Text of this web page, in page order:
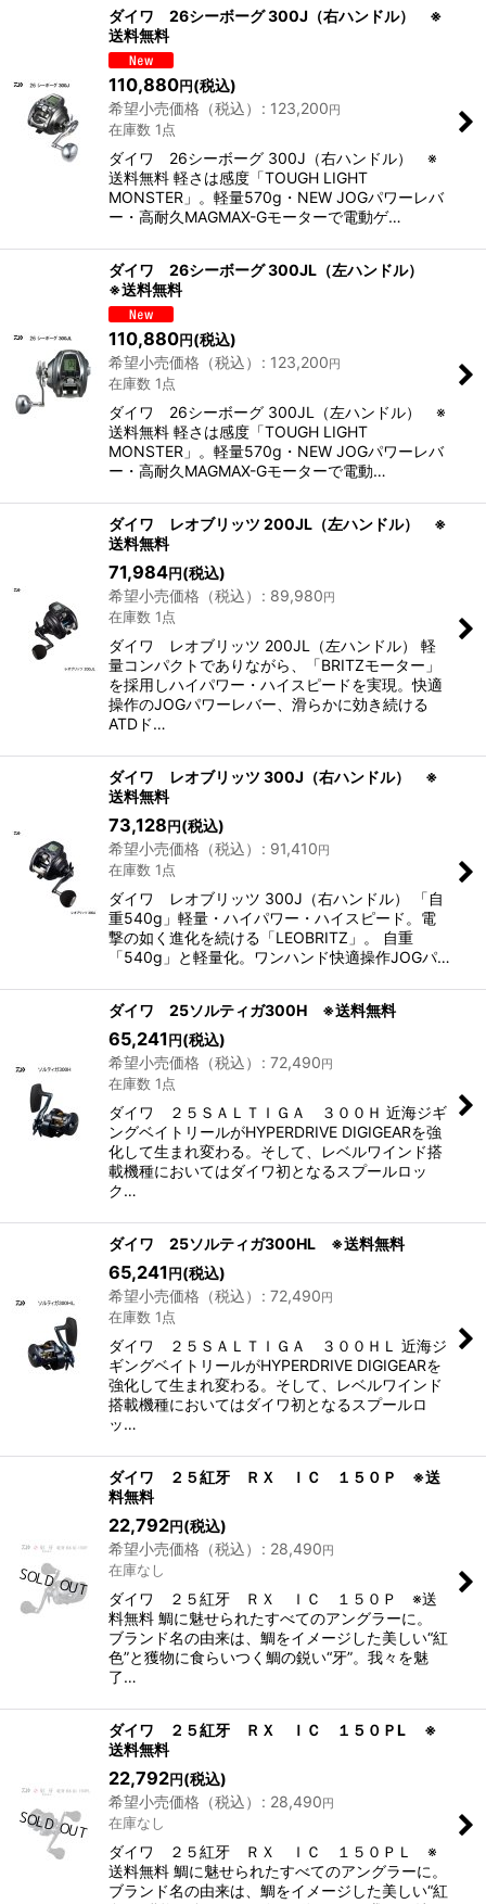
ダイワ 26シーボーグ 300J（右ハンドル） ※
送料無料
110,880円 (税込)
希望小売価格（税込）
: 123,200円
在庫数 1点
ダイワ 26シーボーグ 300J（右ハンドル） ※
送料無料 軽さは感度「TOUGH LIGHT
MONSTER」。軽量570g・NEW JOGパワーレバ
ー・高耐久MAGMAX-Gモーターで電動ゲ…
ダイワ 26シーボーグ 300JL（左ハンドル）
※送料無料
110,880円(税込)
希望小売価格（税込）
: 123,200円
在庫数 1点
ダイワ 26シーボーグ 300JL（左ハンドル） ※
送料無料 軽さは感度「TOUGH LIGHT
MONSTER」。軽量570g・NEW JOGパワーレバ
ー・高耐久MAGMAX-Gモーターで電動…
ダイワ レオブリッツ 200JL（左ハンドル） ※
送料無料
71,984円(税込)
希望小売価格（税込）
: 89,980円
在庫数 1点
ダイワ レオブリッツ 200JL（左ハンドル） 軽
量コンパクトでありながら、「BRITZモーター」
を採用しハイパワー・ハイスピードを実現。快適
操作のJOGパワーレバー、滑らかに効き続ける
ATDド…
ダイワ レオブリッツ 300J（右ハンドル） ※
送料無料
73,128円(税込)
希望小売価格（税込）
: 91,410円
在庫数 1点
ダイワ レオブリッツ 300J（右ハンドル） 「自
重540g」軽量・ハイパワー・ハイスピード。電
撃の如く進化を続ける「LEOBRITZ」。 自重
「540g」と軽量化。ワンハンド快適操作JOGパ…
ダイワ 25ソルティガ300H ※送料無料
65,241円(税込)
希望小売価格（税込）
: 72,490円
在庫数 1点
ダイワ ２５ＳＡＬＴＩＧＡ ３００Ｈ 近海ジギ
ングベイトリールがHYPERDRIVE DIGIGEARを強
化して生まれ変わる。そして、レベルワインド搭
載機種においてはダイワ初となるスプールロッ
ク…
ダイワ 25ソルティガ300HL ※送料無料
65,241円(税込)
希望小売価格（税込）
: 72,490円
在庫数 1点
ダイワ ２５ＳＡＬＴＩＧＡ ３００ＨＬ 近海ジ
ギングベイトリールがHYPERDRIVE DIGIGEARを
強化して生まれ変わる。そして、レベルワインド
搭載機種においてはダイワ初となるスプールロ
ッ…
ダイワ ２５紅牙 ＲＸ ＩＣ １５０Ｐ ※送
料無料
22,792円(税込)
希望小売価格（税込）
: 28,490円
在庫なし
ダイワ ２５紅牙 ＲＸ ＩＣ １５０Ｐ ※送
料無料 鯛に魅せられたすべてのアングラーに。
ブランド名の由来は、鯛をイメージした美しい“紅
色”と獲物に食らいつく鯛の鋭い“牙”。我々を魅
了…
ダイワ ２５紅牙 ＲＸ ＩＣ １５０ＰL ※
送料無料
22,792円(税込)
希望小売価格（税込）
: 28,490円
在庫なし
ダイワ ２５紅牙 ＲＸ ＩＣ １５０ＰＬ ※
送料無料 鯛に魅せられたすべてのアングラーに。
ブランド名の由来は、鯛をイメージした美しい“紅